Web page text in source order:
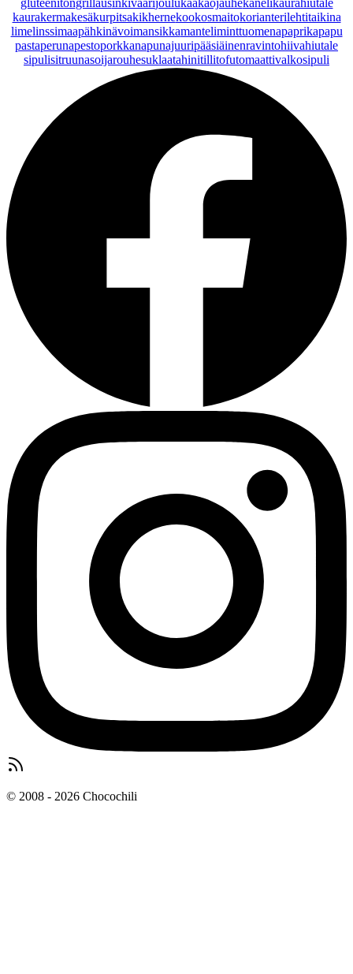
gluteenitongrillausinkiväärijoulukaakaojauhekanelikaurahiutale
kaurakermakesäkurpitsakikhernekookosmaitokorianterilehtitaikina
limelinssimaapähkinävoimansikkamanteliminttuomenapaprikapapu
pastaperunapestoporkkanapunajuuripääsiäinenravintohiivahiutale
sipulisitruunasoijarouhesuklaatahinitillitofutomaattivalkosipuli
© 2008 - 2026 Chocochili